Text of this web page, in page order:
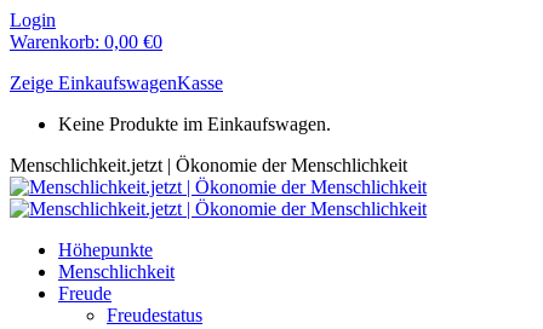
Zum
Inhalt
Login
Warenkorb: 0,00 €0
Zeige EinkaufswagenKasse
Keine Produkte im Einkaufswagen.
Menschlichkeit.jetzt | Ökonomie der Menschlichkeit
Höhepunkte
Menschlichkeit
Freude
Freudestatus